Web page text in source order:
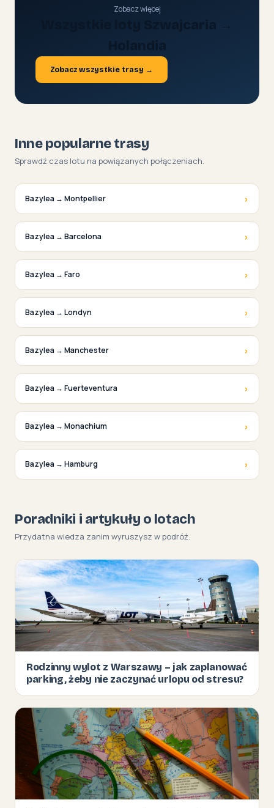
Zobacz więcej
Zobacz wszystkie trasy →
Inne popularne trasy
Sprawdź czas lotu na powiązanych połączeniach.
Bazylea → Montpellier ›
Bazylea → Barcelona ›
Bazylea → Faro ›
Bazylea → Londyn ›
Bazylea → Manchester ›
Bazylea → Fuerteventura ›
Bazylea → Monachium ›
Bazylea → Hamburg ›
Poradniki i artykuły o lotach
Przydatna wiedza zanim wyruszysz w podróż.
Rodzinny wylot z Warszawy – jak zaplanować
parking, żeby nie zaczynać urlopu od stresu?